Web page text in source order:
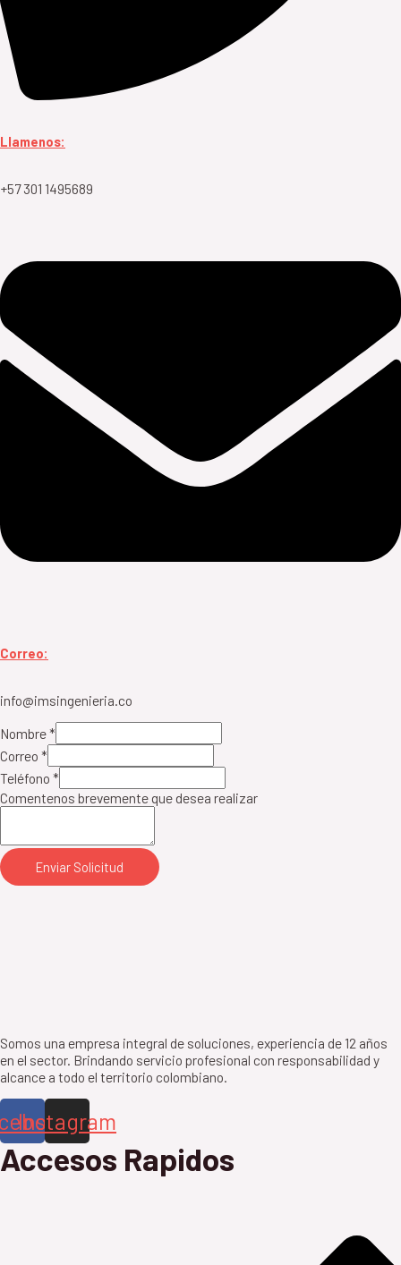
Llamenos:
+57 301 1495689
Correo:
info@imsingenieria.co
Nombre*
Correo *
Teléfono *
Comentenos brevemente que desea realizar
Enviar Solicitud
Somos una empresa integral de soluciones, experiencia de 12 años
en el sector. Brindando servicio profesional con responsabilidad y
alcance a todo el territorio colombiano.
Instagram
Accesos Rapidos